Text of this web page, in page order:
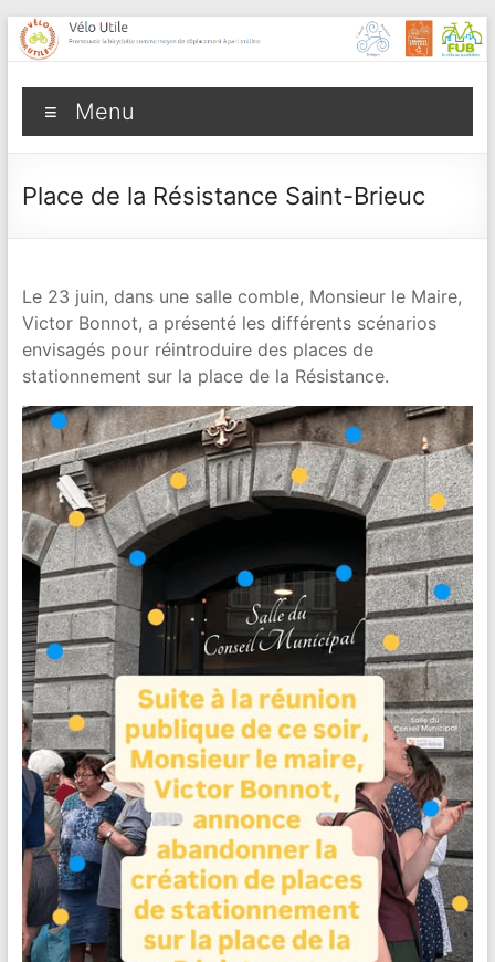
Aller
au
Vélo
Utile
la
moyen
de
déplacement
entière
Menu
Place de la Résistance Saint-Brieuc
Le 23 juin, dans une salle comble, Monsieur le Maire,
Victor Bonnot, a présenté les différents scénarios
envisagés pour réintroduire des places de
stationnement sur la place de la Résistance.